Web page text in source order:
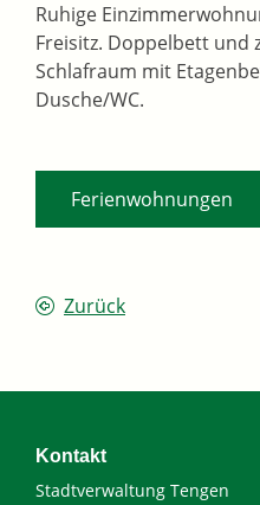
Ruhige
Freisitz. Doppelbett und
Schlafraum mit
Dusche/WC.
Ferienwohnungen
Zurück
Kontakt
Stadtverwaltung Tengen